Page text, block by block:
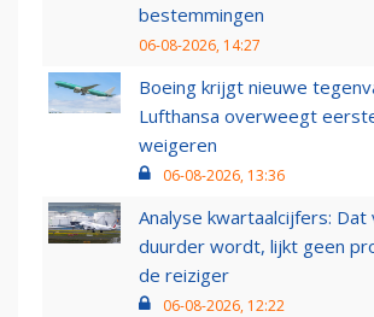
bestemmingen
06-08-2026, 14:27
Boeing krijgt nieuwe
Lufthansa overweegt
weigeren
06-08-2026, 13:36
Analyse kwartaalcijfers: Dat
duurder wordt, lijkt geen
de reiziger
06-08-2026, 12:22